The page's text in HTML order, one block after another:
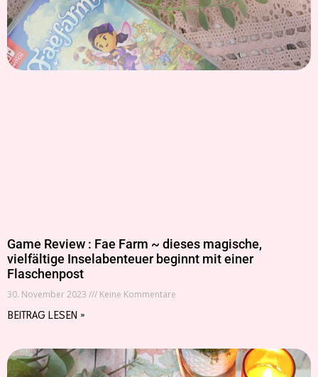
Game Review : Fae Farm ~ dieses magische,
vielfältige Inselabenteuer beginnt mit einer
Flaschenpost
30. November 2023 Keine Kommentare
BEITRAG LESEN »